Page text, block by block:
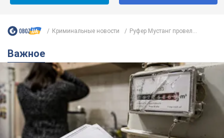
Женщине начислили 729 тыс. грн долга за газ
из-за показаний неисправного счетчика: судья
вынес неожиданное решение
Нужно ли платить долг из-за доначисления
4 години тому 4,6 т.